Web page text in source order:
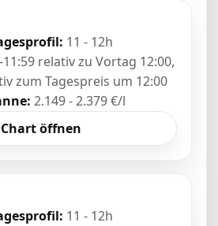
11 - 12h
11:59 relativ zu Vortag 12:00,
zum Tagespreis um 12:00
2.149 - 2.379 €/l
Chart öffnen
11 - 12h